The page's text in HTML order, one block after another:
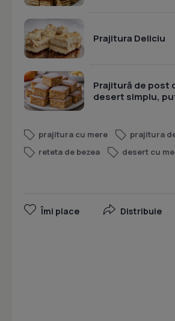
Prajitura Deliciu
Prajitură de post
desert simplu,
prajitura cu mere
prajitura
reteta de bezea
desert cu
Îmi place Distribuie